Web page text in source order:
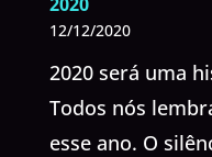
12/12/2020
2020 será uma
Todos nós
esse ano. O